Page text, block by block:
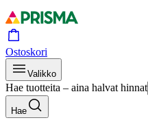
Ostoskori
Valikko
Hae tuotteita – aina halvat hinnat
Hae